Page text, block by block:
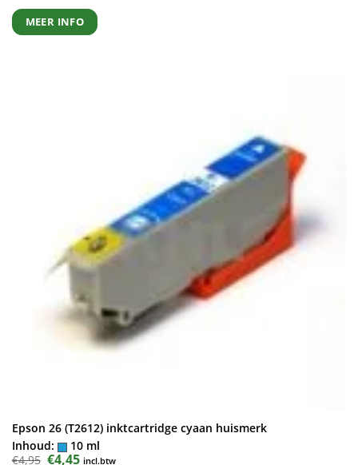
MEER INFO
Epson 26 (T2612) inktcartridge cyaan huismerk
Inhoud:
10 ml
€4,95 Oorspronkelijke
€4,45Huidige
incl.btw